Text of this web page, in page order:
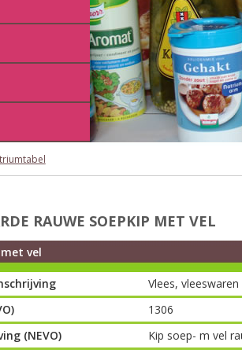
RAUWE SOEPKIP MET VEL
vel
Vlees,
1306
(NEVO)
Kip soep- m vel